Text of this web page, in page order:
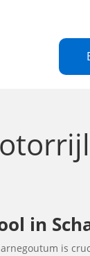
in
is